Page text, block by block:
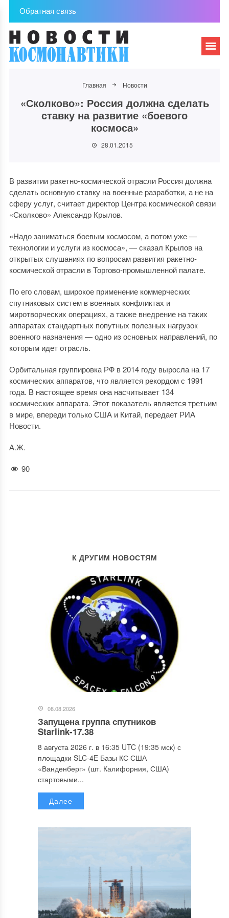
Обратная связь
Главная Новости
«Сколково»: Россия должна сделать
ставку на развитие «боевого
космоса»
28.01.2015
В развитии ракетно-космической отрасли Россия должна
сделать основную ставку на военные разработки, а не на
сферу услуг, считает директор Центра космической связи
«Сколково» Александр Крылов.
«Надо заниматься боевым космосом, а потом уже —
технологии и услуги из космоса», — сказал Крылов на
открытых слушаниях по вопросам развития ракетно-
космической отрасли в Торгово-промышленной палате.
По его словам, широкое применение коммерческих
спутниковых систем в военных конфликтах и
миротворческих операциях, а также внедрение на таких
аппаратах стандартных попутных полезных нагрузок
военного назначения — одно из основных направлений, по
которым идет отрасль.
Орбитальная группировка РФ в 2014 году выросла на 17
космических аппаратов, что является рекордом с 1991
года. В настоящее время она насчитывает 134
космических аппарата. Этот показатель является третьим
в мире, впереди только США и Китай, передает РИА
Новости.
А.Ж.
90
К ДРУГИМ НОВОСТЯМ
08.08.2026
Запущена группа спутников
Starlink-17.38
8 августа 2026 г. в 16:35 UTC (19:35 мск) с
площадки SLC-4E Базы КС США
«Ванденберг» (шт. Калифорния, США)
стартовыми...
Далее